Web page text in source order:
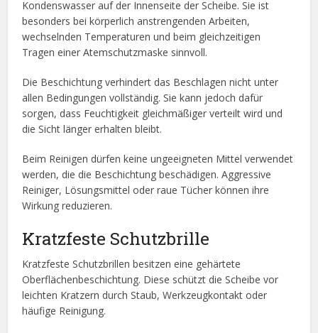
Kondenswasser auf der Innenseite der Scheibe. Sie ist
besonders bei körperlich anstrengenden Arbeiten,
wechselnden Temperaturen und beim gleichzeitigen
Tragen einer Atemschutzmaske sinnvoll.
Die Beschichtung verhindert das Beschlagen nicht unter
allen Bedingungen vollständig. Sie kann jedoch dafür
sorgen, dass Feuchtigkeit gleichmäßiger verteilt wird und
die Sicht länger erhalten bleibt.
Beim Reinigen dürfen keine ungeeigneten Mittel verwendet
werden, die die Beschichtung beschädigen. Aggressive
Reiniger, Lösungsmittel oder raue Tücher können ihre
Wirkung reduzieren.
Kratzfeste Schutzbrille
Kratzfeste Schutzbrillen besitzen eine gehärtete
Oberflächenbeschichtung. Diese schützt die Scheibe vor
leichten Kratzern durch Staub, Werkzeugkontakt oder
häufige Reinigung.